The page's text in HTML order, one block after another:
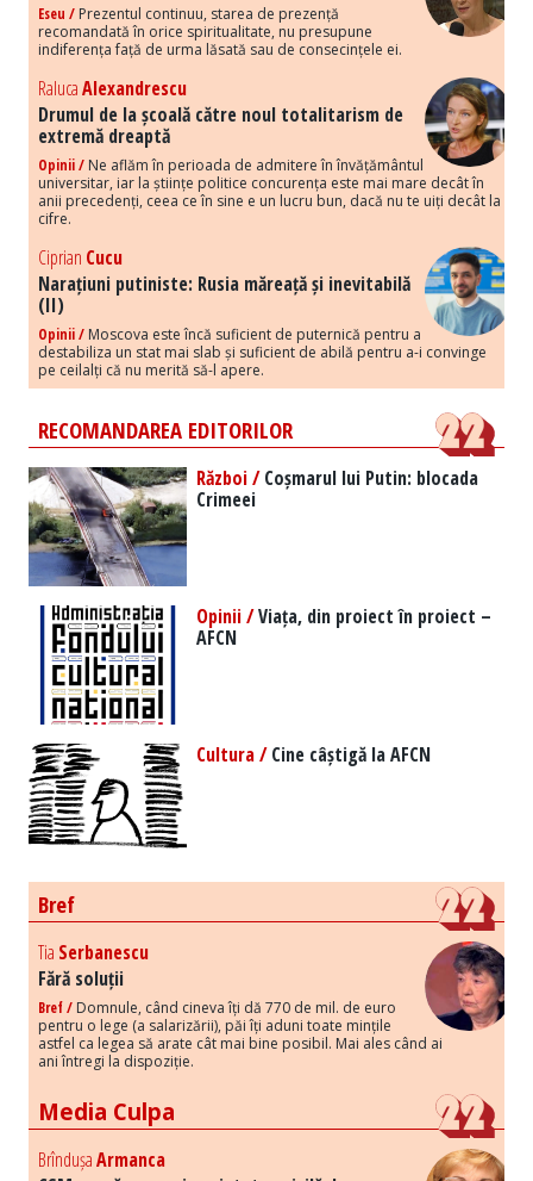
Eseu / Prezentul continuu, starea de prezență
recomandată în orice spiritualitate, nu presupune
indiferența față de urma lăsată sau de consecințele ei.
RalucaAlexandrescu
Drumul de la școală către noul totalitarism de
extremă dreaptă
Opinii / Ne aflăm în perioada de admitere în învățământul
universitar, iar la științe politice concurența este mai mare decât în
anii precedenți, ceea ce în sine e un lucru bun, dacă nu te uiți decât la
cifre.
Ciprian Cucu
Narațiuni putiniste: Rusia măreață și inevitabilă
(II)
Opinii / Moscova este încă suficient de puternică pentru a
destabiliza un stat mai slab și suficient de abilă pentru a-i convinge
pe ceilalți că nu merită să-l apere.
RECOMANDAREA EDITORILOR
Război /Coșmarul lui Putin: blocada
Crimeei
Opinii /Viața, din proiect în proiect –
AFCN
Cultura /Cine câștigă la AFCN
Bref
Tia Serbanescu
Fără soluții
Bref / Domnule, când cineva îți dă 770 de mil. de euro
pentru o lege (a salarizării), păi îți aduni toate mințile
astfel ca legea să arate cât mai bine posibil. Mai ales când ai
ani întregi la dispoziție.
Media Culpa
BrîndușaArmanca